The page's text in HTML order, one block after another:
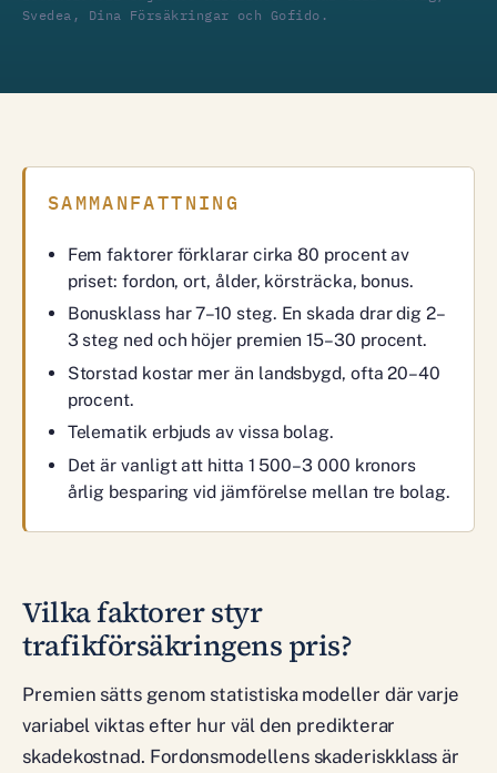
Svedea, Dina Försäkringar och Gofido.
SAMMANFATTNING
Fem faktorer förklarar cirka 80 procent av
priset: fordon, ort, ålder, körsträcka, bonus.
Bonusklass har 7–10 steg. En skada drar dig 2–
3 steg ned och höjer premien 15–30 procent.
Storstad kostar mer än landsbygd, ofta 20–40
procent.
Telematik erbjuds av vissa bolag.
Det är vanligt att hitta 1 500–3 000 kronors
årlig besparing vid jämförelse mellan tre bolag.
Vilka faktorer styr
trafikförsäkringens pris?
Premien sätts genom statistiska modeller där varje
variabel viktas efter hur väl den predikterar
skadekostnad. Fordonsmodellens skaderiskklass är